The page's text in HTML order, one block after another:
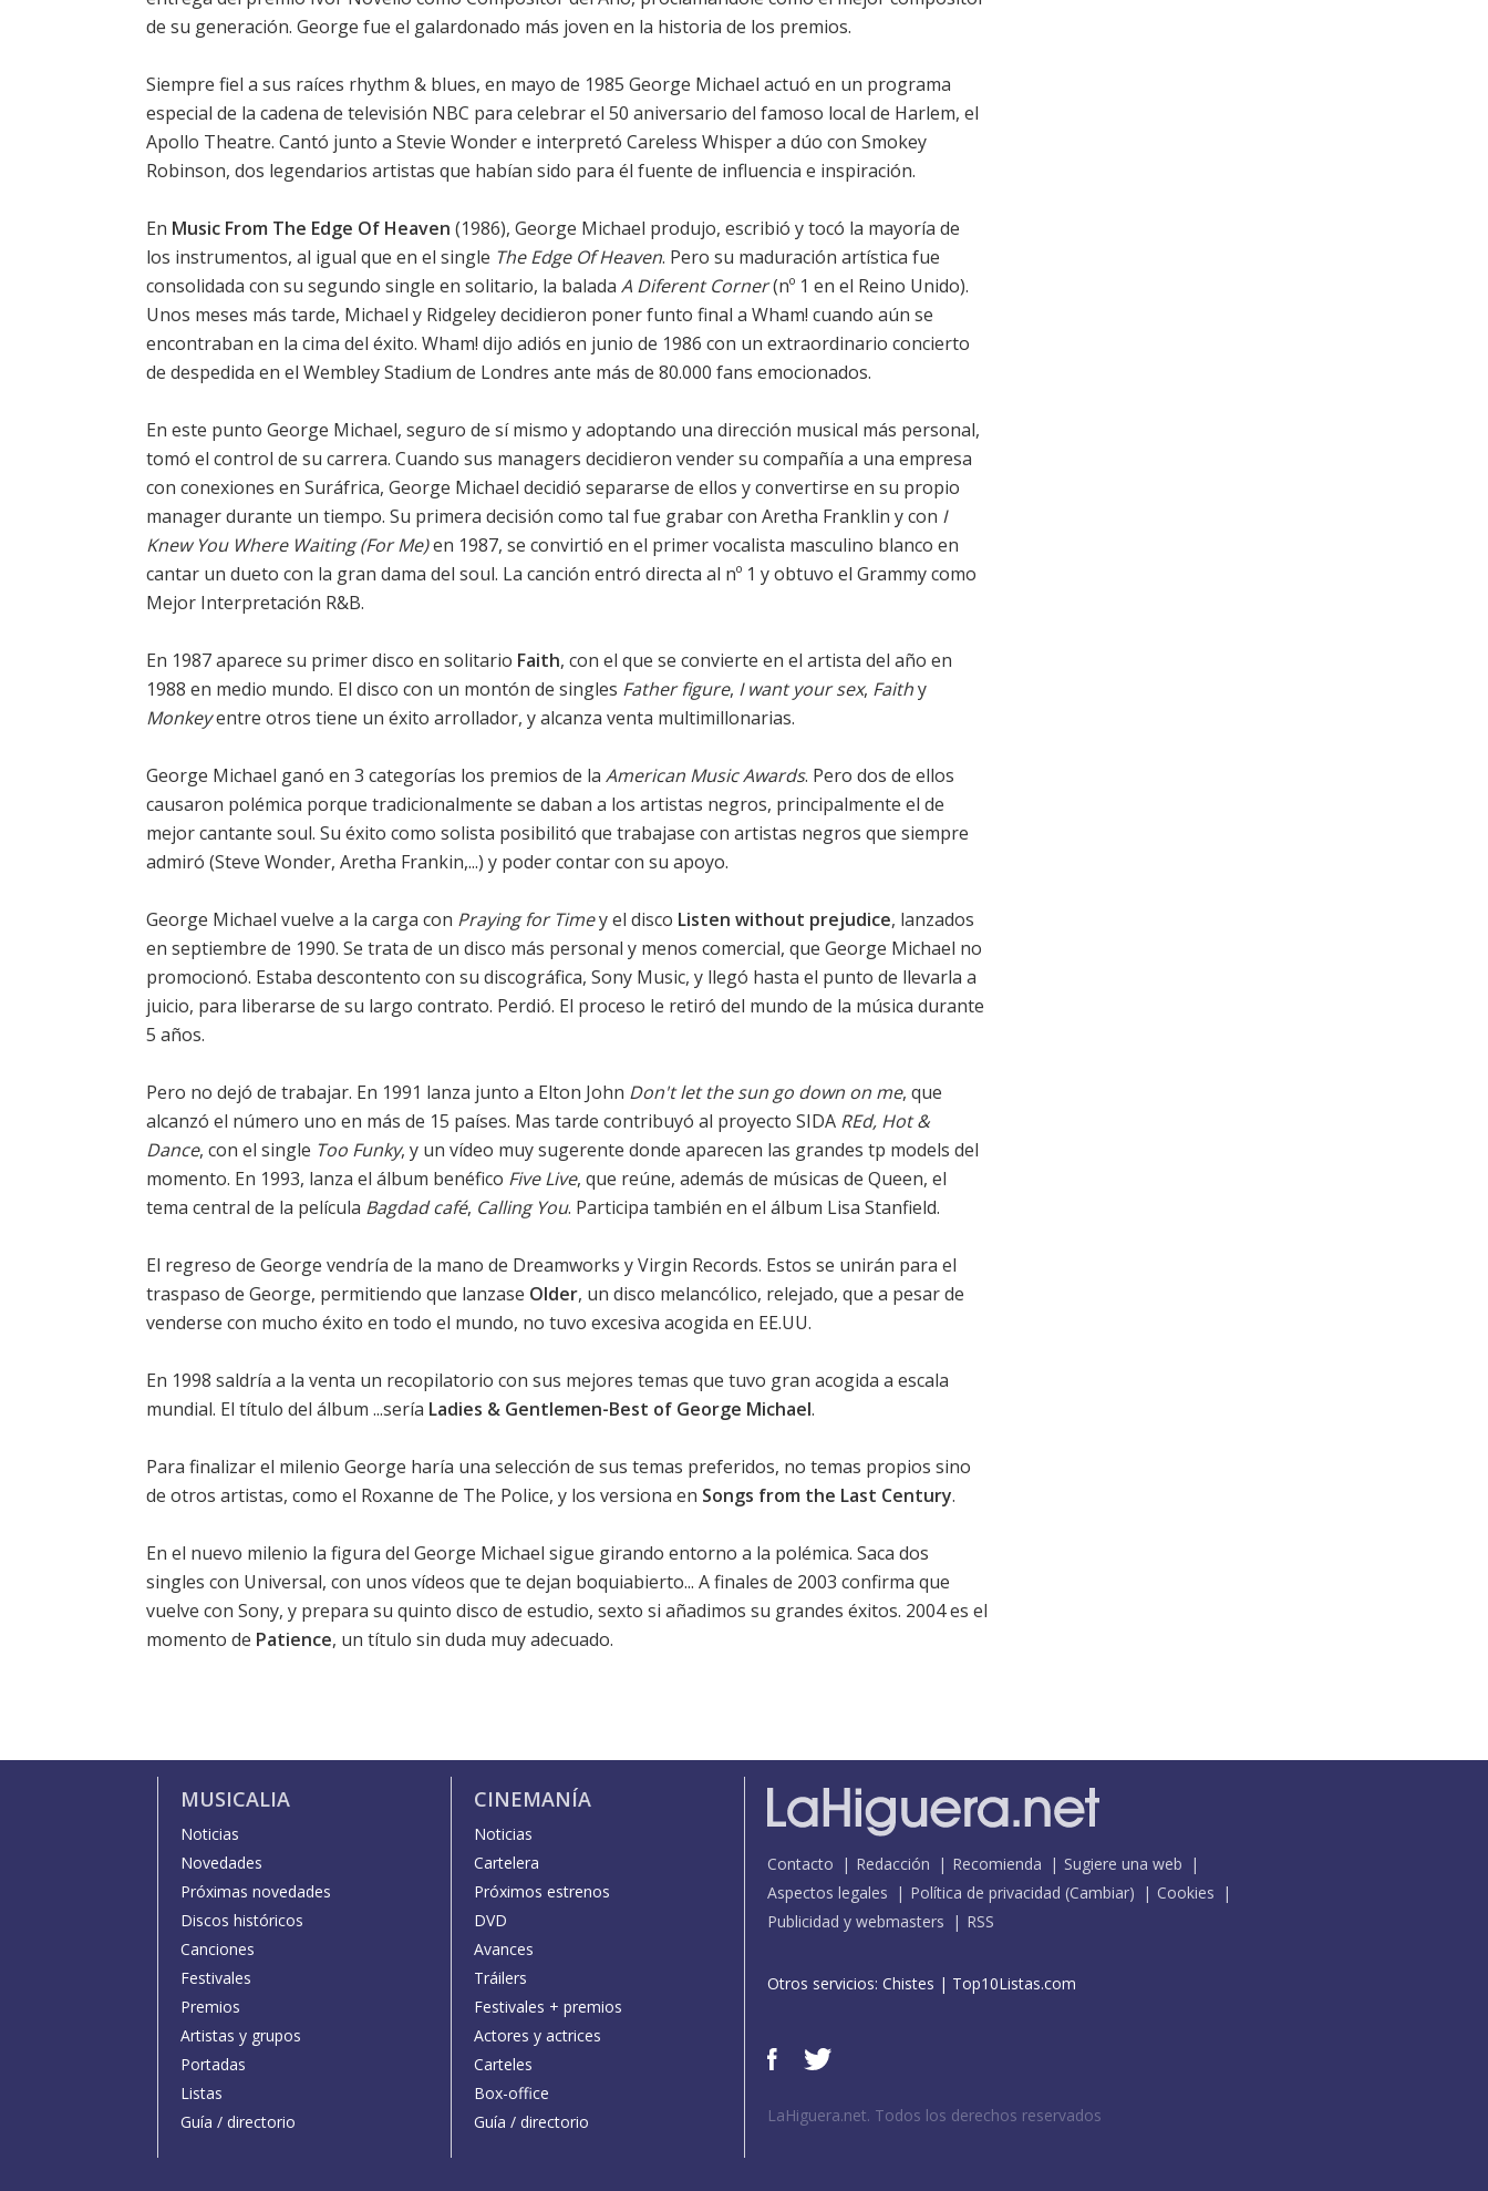
de su generación. George fue el galardonado más joven en la historia de los premios.
Siempre fiel a sus raíces rhythm & blues, en mayo de 1985 George Michael actuó en un programa
especial de la cadena de televisión NBC para celebrar el 50 aniversario del famoso local de Harlem, el
Apollo Theatre. Cantó junto a Stevie Wonder e interpretó Careless Whisper a dúo con Smokey
Robinson, dos legendarios artistas que habían sido para él fuente de influencia e inspiración.
En Music From The Edge Of Heaven (1986), George Michael produjo, escribió y tocó la mayoría de
los instrumentos, al igual que en el single The Edge Of Heaven. Pero su maduración artística fue
consolidada con su segundo single en solitario, la balada A Diferent Corner(nº 1 en el Reino Unido).
Unos meses más tarde, Michael y Ridgeley decidieron poner funto final a Wham! cuando aún se
encontraban en la cima del éxito. Wham! dijo adiós en junio de 1986 con un extraordinario concierto
de despedida en el Wembley Stadium de Londres ante más de 80.000 fans emocionados.
En este punto George Michael, seguro de sí mismo y adoptando una dirección musical más personal,
tomó el control de su carrera. Cuando sus managers decidieron vender su compañía a una empresa
con conexiones en Suráfrica, George Michael decidió separarse de ellos y convertirse en su propio
manager durante un tiempo. Su primera decisión como tal fue grabar con Aretha Franklin y con I
Knew You Where Waiting (For Me)en 1987, se convirtió en el primer vocalista masculino blanco en
cantar un dueto con la gran dama del soul. La canción entró directa al nº 1 y obtuvo el Grammy como
Mejor Interpretación R&B.
En 1987 aparece su primer disco en solitario Faith, con el que se convierte en el artista del año en
1988 en medio mundo. El disco con un montón de singles Father figure, I want your sex, Faithy
Monkeyentre otros tiene un éxito arrollador, y alcanza venta multimillonarias.
George Michael ganó en 3 categorías los premios de la American Music Awards. Pero dos de ellos
causaron polémica porque tradicionalmente se daban a los artistas negros, principalmente el de
mejor cantante soul. Su éxito como solista posibilitó que trabajase con artistas negros que siempre
admiró (Steve Wonder, Aretha Frankin,...) y poder contar con su apoyo.
George Michael vuelve a la carga con Praying for Timey el disco Listen without prejudice, lanzados
en septiembre de 1990. Se trata de un disco más personal y menos comercial, que George Michael no
promocionó. Estaba descontento con su discográfica, Sony Music, y llegó hasta el punto de llevarla a
juicio, para liberarse de su largo contrato. Perdió. El proceso le retiró del mundo de la música durante
5 años.
Pero no dejó de trabajar. En 1991 lanza junto a Elton John Don't let the sun go down on me, que
alcanzó el número uno en más de 15 países. Mas tarde contribuyó al proyecto SIDA REd, Hot &
Dance, con el single Too Funky, y un vídeo muy sugerente donde aparecen las grandes tp models del
momento. En 1993, lanza el álbum benéfico Five Live, que reúne, además de músicas de Queen, el
tema central de la película Bagdad café, Calling You. Participa también en el álbum Lisa Stanfield.
El regreso de George vendría de la mano de Dreamworks y Virgin Records. Estos se unirán para el
traspaso de George, permitiendo que lanzase Older, un disco melancólico, relejado, que a pesar de
venderse con mucho éxito en todo el mundo, no tuvo excesiva acogida en EE.UU.
En 1998 saldría a la venta un recopilatorio con sus mejores temas que tuvo gran acogida a escala
mundial. El título del álbum ...sería Ladies & Gentlemen-Best of George Michael.
Para finalizar el milenio George haría una selección de sus temas preferidos, no temas propios sino
de otros artistas, como el Roxanne de The Police, y los versiona en Songs from the Last Century.
En el nuevo milenio la figura del George Michael sigue girando entorno a la polémica. Saca dos
singles con Universal, con unos vídeos que te dejan boquiabierto... A finales de 2003 confirma que
vuelve con Sony, y prepara su quinto disco de estudio, sexto si añadimos su grandes éxitos. 2004 es el
momento de Patience, un título sin duda muy adecuado.
MUSICALIA
Noticias
Novedades
Próximas novedades
Discos históricos
Canciones
Festivales
Premios
Artistas y grupos
Portadas
Listas
Guía / directorio
CINEMANÍA
Noticias
Cartelera
Próximos estrenos
DVD
Avances
Tráilers
Festivales + premios
Actores y actrices
Carteles
Box-office
Guía / directorio
Contacto Redacción Recomienda
Sugiere una web
Aspectos legales
Política de privacidad (Cambiar)
Cookies
Publicidad y webmasters
RSS
Otros servicios: Chistes | Top10Listas.com
LaHiguera.net. Todos los derechos reservados